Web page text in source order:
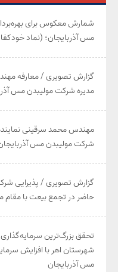
شمارش معکوس برای
مس آذربایجان؛ (نماد
گزارش تصویری / معارفه
مدیره شرکت مولیبدن مس
مهندس محمد سرقینی
شرکت مولیبدن مس
گزارش تصویری / پذیرایی
حاضر در تجمع بیعت با
تحقق بزرگ‌ترین
مس آذربایجان